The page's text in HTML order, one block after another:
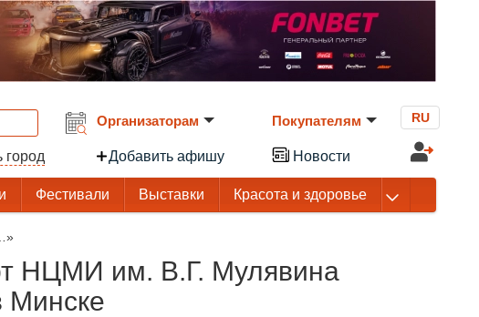
город
Организаторам
Добавить афишу
Покупателям
Новости
RU
Фестивали Выставки Красота и здоровье
НЦМИ им. В.Г. Мулявина